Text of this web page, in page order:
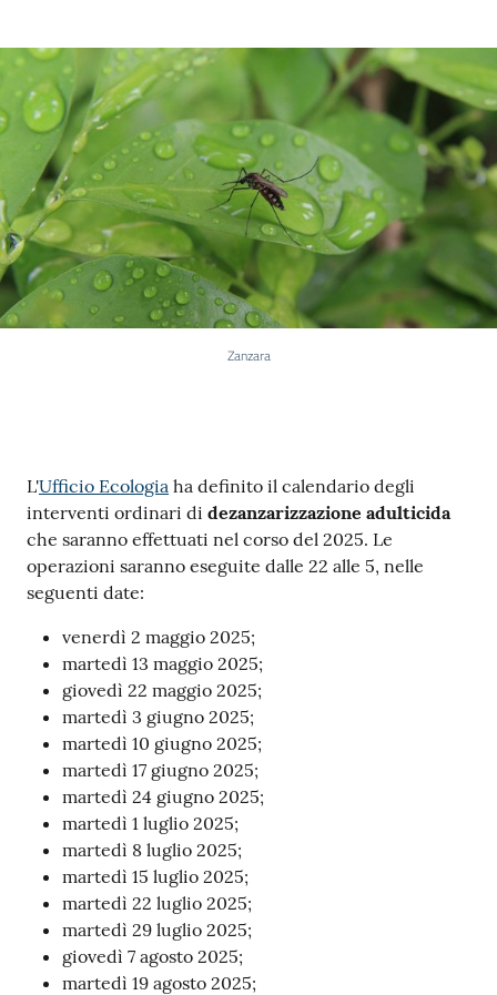
Zanzara
Contenuto
L'Ufficio Ecologia ha definito il calendario degli
interventi ordinari di dezanzarizzazione adulticida
che saranno effettuati nel corso del 2025. Le
operazioni saranno eseguite dalle 22 alle 5, nelle
seguenti date:
venerdì 2 maggio 2025;
martedì 13 maggio 2025;
giovedì 22 maggio 2025;
martedì 3 giugno 2025;
martedì 10 giugno 2025;
martedì 17 giugno 2025;
martedì 24 giugno 2025;
martedì 1 luglio 2025;
martedì 8 luglio 2025;
martedì 15 luglio 2025;
martedì 22 luglio 2025;
martedì 29 luglio 2025;
giovedì 7 agosto 2025;
martedì 19 agosto 2025;